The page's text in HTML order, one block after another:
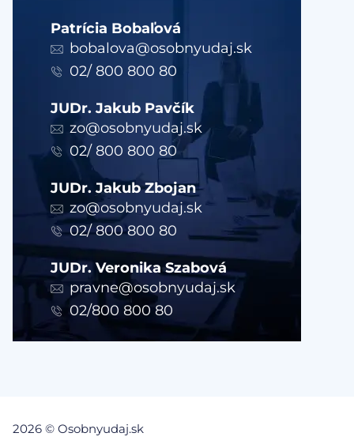
Patrícia Bobaľová
bobalova@osobnyudaj.sk
02/ 800 800 80
JUDr. Jakub Pavčík
zo@osobnyudaj.sk
02/ 800 800 80
JUDr. Jakub Zbojan
zo@osobnyudaj.sk
02/ 800 800 80
JUDr. Veronika Szabová
pravne@osobnyudaj.sk
02/800 800 80
2026 © Osobnyudaj.sk